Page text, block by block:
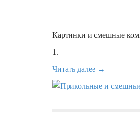
Картинки и смешные
1.
Читать далее →